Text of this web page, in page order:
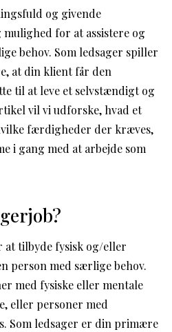
og givende
for at assistere og
behov. Som ledsager spiller
at din klient får den
til at leve et selvstændigt og
vil vi udforske, hvad et
færdigheder der kræves,
i gang med at arbejde som
tilbyde fysisk og/eller
person med særlige behov.
med fysiske eller mentale
eller personer med
Som ledsager er din primære